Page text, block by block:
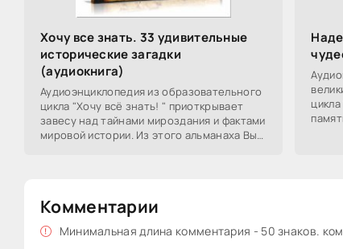
Хочу все знать. 33 удивительные
исторические загадки
(аудиокнига)
Аудиоэнциклопедия из образовательного
цикла "Хочу всё знать! " приоткрывает
завесу над тайнами мироздания и фактами
мировой истории. Из этого альманаха Вы
Комментарии
Минимальная длина комментария - 50 знаков.